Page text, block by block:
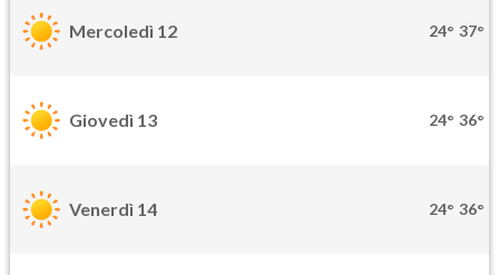
Mercoledì 12 24° 37°
Giovedì 13 24° 36°
Venerdì 14 24° 36°